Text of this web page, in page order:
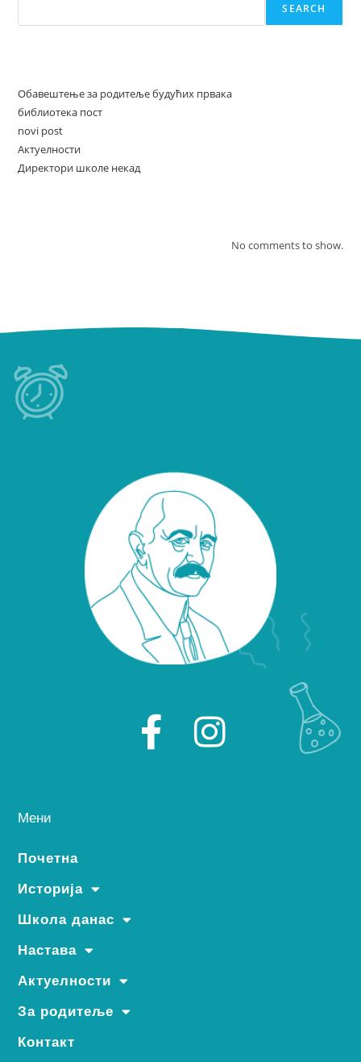
SEARCH
Обавештење за родитеље будућих првака
библиотека пост
novi post
Актуелности
Директори школе некад
No comments to show.
Мени
Почетна
Историја
Школа данас
Настава
Актуелности
За родитеље
Контакт